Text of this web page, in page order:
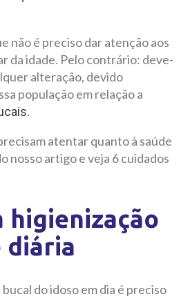
não é preciso dar atenção aos
da idade. Pelo contrário: deve-
alteração, devido
população em relação a
.
atentar quanto à saúde
nosso artigo e veja 6 cuidados
higienização
diária
do idoso em dia é preciso